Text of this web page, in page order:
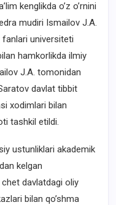
kenglikda oʼz oʼrnini
mudiri Ismailov J.A.
universiteti
hamkorlikda ilmiy
J.A. tomonidan
davlat tibbit
xodimlari bilan
tashkil etildi.
ustunliklari akademik
kelgan
chet davlatdagi oliy
bilan qoʼshma